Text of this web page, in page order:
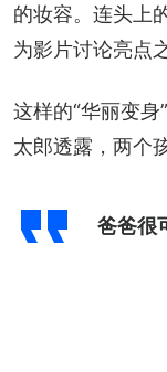
的妆容。连头上
为影片讨论亮点
这样的“华丽变身
太郎透露，两个
爸爸很